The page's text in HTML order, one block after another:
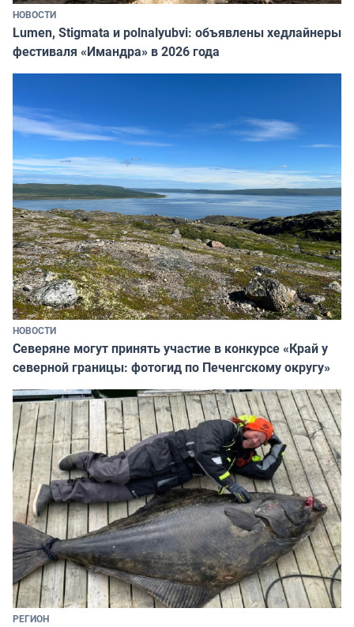
НОВОСТИ
Lumen, Stigmata и polnalyubvi: объявлены хедлайнеры
фестиваля «Имандра» в 2026 года
НОВОСТИ
Северяне могут принять участие в конкурсе «Край у
северной границы: фотогид по Печенгскому округу»
РЕГИОН